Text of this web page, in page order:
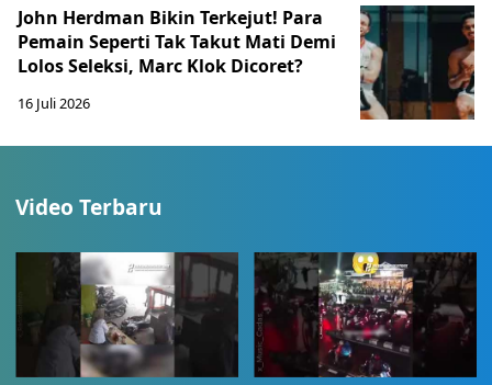
John Herdman Bikin Terkejut! Para
Pemain Seperti Tak Takut Mati Demi
Lolos Seleksi, Marc Klok Dicoret?
16 Juli 2026
Video Terbaru